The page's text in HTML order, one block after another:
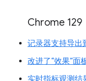
Chrome 129
记录器支持导出
改进了“效果”面